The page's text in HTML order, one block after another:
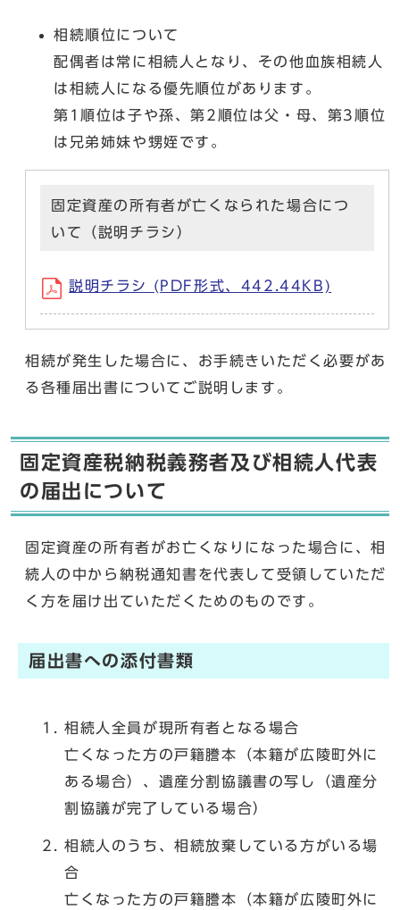
相続順位について
配偶者は常に相続人となり、その他血族相続人
は相続人になる優先順位があります。
第1順位は子や孫、第2順位は父・母、第3順位
は兄弟姉妹や甥姪です。
固定資産の所有者が亡くなられた場合につ
いて（説明チラシ）
説明チラシ (PDF形式、442.44KB)
相続が発生した場合に、お手続きいただく必要があ
る各種届出書についてご説明します。
固定資産税納税義務者及び相続人代表
の届出について
固定資産の所有者がお亡くなりになった場合に、相
続人の中から納税通知書を代表して受領していただ
く方を届け出ていただくためのものです。
届出書への添付書類
相続人全員が現所有者となる場合
亡くなった方の戸籍謄本（本籍が広陵町外に
ある場合）、遺産分割協議書の写し（遺産分
割協議が完了している場合）
相続人のうち、相続放棄している方がいる場
合
亡くなった方の戸籍謄本（本籍が広陵町外に